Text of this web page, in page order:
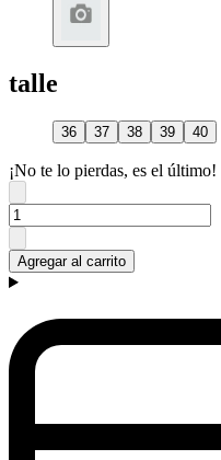
talle
36 37 38 39 40
¡No te lo pierdas, es el último!
Agregar al carrito